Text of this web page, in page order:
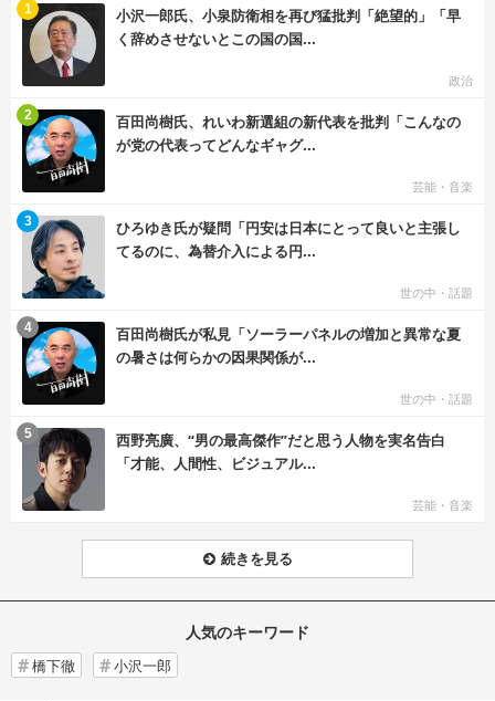
小沢一郎氏、小泉防衛相を再び猛批判「絶望的」「早
く辞めさせないとこの国の国...
政治
1
百田尚樹氏、れいわ新選組の新代表を批判「こんなの
が党の代表ってどんなギャグ...
芸能・音楽
2
ひろゆき氏が疑問「円安は日本にとって良いと主張し
てるのに、為替介入による円...
世の中・話題
3
百田尚樹氏が私見「ソーラーパネルの増加と異常な夏
の暑さは何らかの因果関係が...
世の中・話題
4
西野亮廣、“男の最高傑作”だと思う人物を実名告白
「才能、人間性、ビジュアル...
芸能・音楽
5
続きを見る
人気のキーワード
橋下徹 小沢一郎